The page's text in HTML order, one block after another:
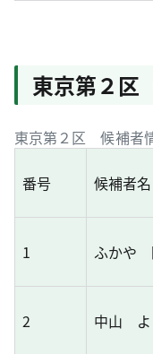
東京第２区
東京第２区 候補者
番号 候補者名
1 ふかや
2 中山 よ